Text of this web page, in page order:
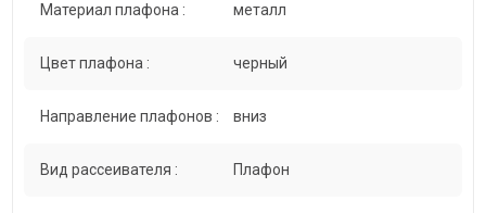
Материал плафона : металл
Цвет плафона : черный
Направление плафонов : вниз
Вид рассеивателя : Плафон